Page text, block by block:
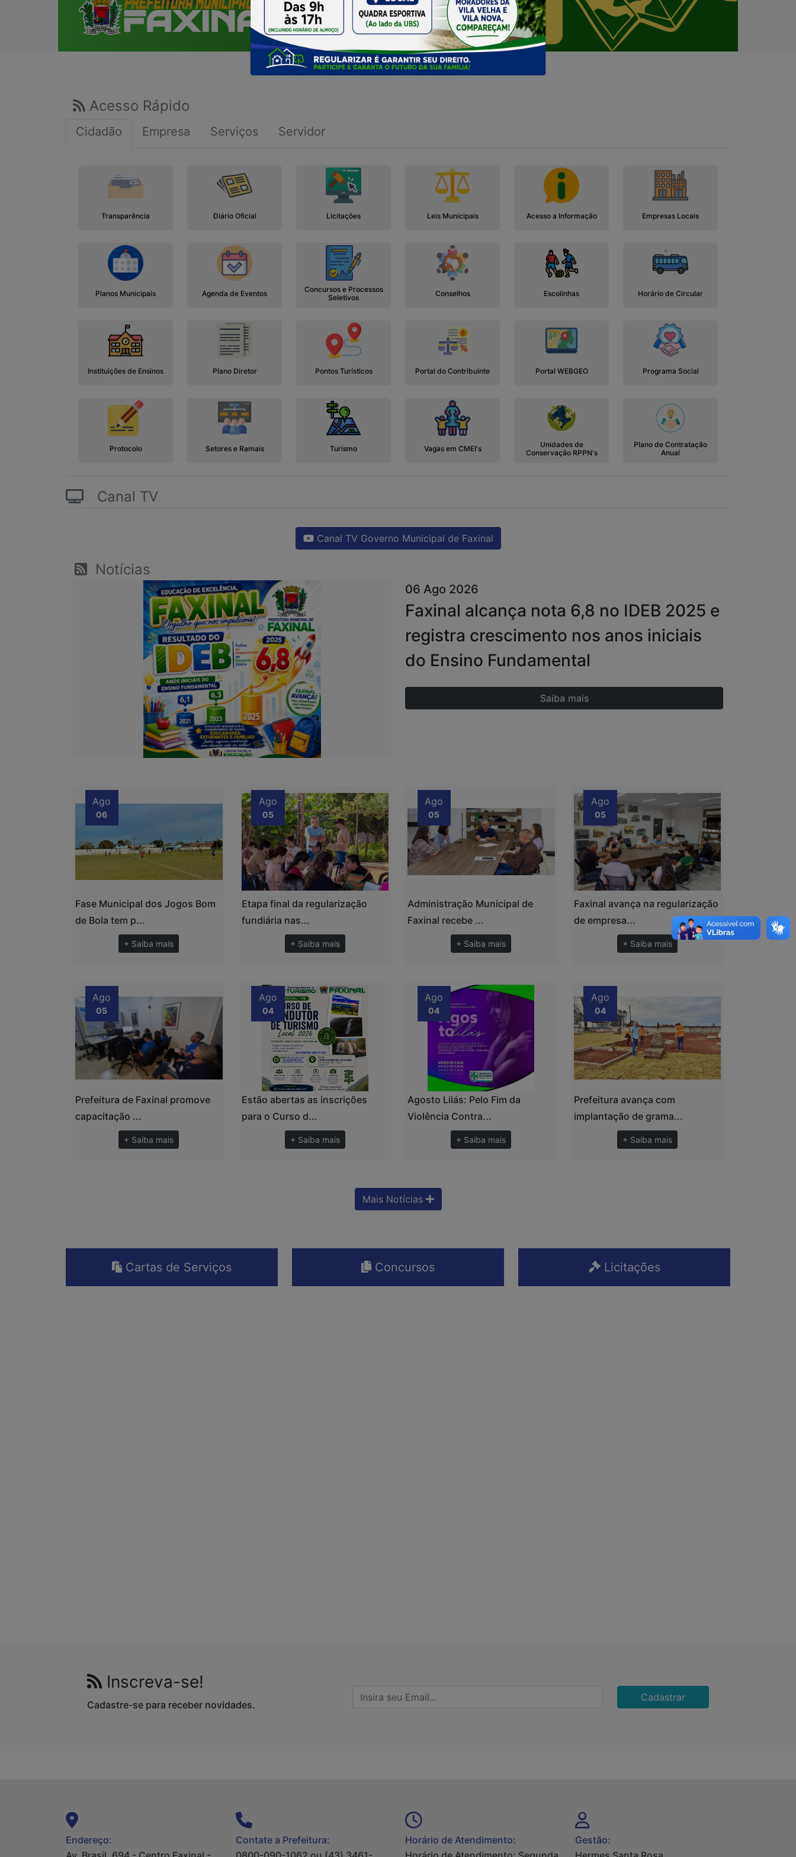
Acesso Rápido
Cidadão Empresa Serviços Servidor
Transparência Diário Oficial Licitações Leis Municipais Acesso a Informação Empresas Locais
Planos Municipais Agenda de Eventos
Concursos e Processos
Seletivos
Conselhos Escolinhas Horário de Circular
Instituições de Ensinos Plano Diretor Pontos Turísticos Portal do Contribuinte Portal WEBGEO Programa Social
Protocolo Setores e Ramais Turismo Vagas em CMEI's
Unidades de
Conservação RPPN's
Plano de Contratação
Anual
Canal TV
Canal TV Governo Municipal de Faxinal
Notícias
06 Ago 2026
Faxinal alcança nota 6,8 no IDEB 2025 e
registra crescimento nos anos iniciais
do Ensino Fundamental
Saiba mais
Ago
06
Fase Municipal dos Jogos Bom
de Bola tem p...
+ Saiba mais
Ago
05
Etapa final da regularização
fundiária nas...
+ Saiba mais
Ago
05
Administração Municipal de
Faxinal recebe ...
+ Saiba mais
Ago
05
Faxinal avança na regularização
de empresa...
+ Saiba mais
Ago
05
Prefeitura de Faxinal promove
capacitação ...
+ Saiba mais
Ago
04
Estão abertas as inscrições
para o Curso d...
+ Saiba mais
Ago
04
Agosto Lilás: Pelo Fim da
Violência Contra...
+ Saiba mais
Ago
04
Prefeitura avança com
implantação de grama...
+ Saiba mais
Mais Notícias
Cartas de Serviços Concursos Licitações
Inscreva-se!
Cadastre-se para receber novidades.
Cadastrar
Endereço:
Contate a Prefeitura:
Horário de Atendimento:
Gestão: